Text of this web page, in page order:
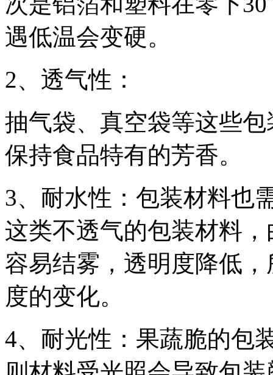
遇低温会变硬。
2、透气性：
抽气袋、真空袋等这些
保持食品特有的芳香。
3、耐水性：包装材料也
这类不透气的包装材料
容易结雾，透明度降低
度的变化。
4、耐光性：果蔬脆的包